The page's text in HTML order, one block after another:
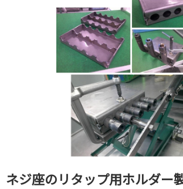
ネジ座のリタップ用ホルダー